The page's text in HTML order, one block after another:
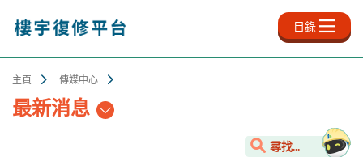
內
目錄
主頁 傳媒中心
最新消息
尋找...